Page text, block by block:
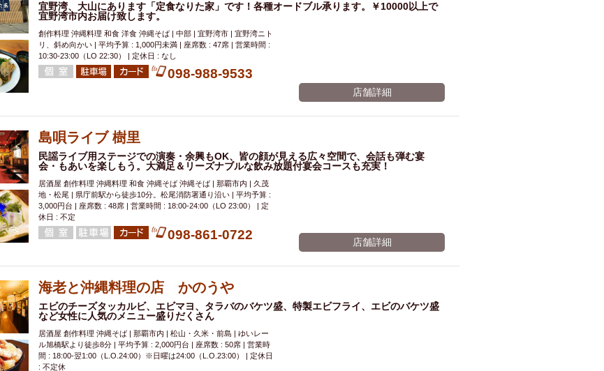
宜野湾、大山にあります「定食なりた家」です！各種オードブル承ります。￥10000以上で
宜野湾市内お届け致します。
創作料理 沖縄料理 和食 洋食 沖縄そば | 中部 | 宜野湾市 | 宜野湾ニト
リ、斜め向かい | 平均予算 : 1,000円未満 | 座席数 : 47席 | 営業時間 :
10:30-23:00（LO 22:30） | 定休日 : なし
098-988-9533
店舗詳細
島唄ライブ 樹里
民謡ライブ用ステージでの演奏・余興もOK、皆の顔が見える広々空間で、会話も弾む宴
会・もあいを楽しもう。大満足＆リーズナブルな飲み放題付宴会コースも充実！
居酒屋 創作料理 沖縄料理 和食 沖縄そば 沖縄そば | 那覇市内 | 久茂
地・松尾 | 県庁前駅から徒歩10分。松尾消防署通り沿い | 平均予算 :
3,000円台 | 座席数 : 48席 | 営業時間 : 18:00-24:00（LO 23:00） | 定
休日 : 不定
098-861-0722 店舗詳細
海老と沖縄料理の店 かのうや
エビのチーズタッカルビ、エビマヨ、タラバのバケツ盛、特製エビフライ、エビのバケツ盛
など女性に人気のメニュー盛りだくさん
居酒屋 創作料理 沖縄そば | 那覇市内 | 松山・久米・前島 | ゆいレー
ル旭橋駅より徒歩8分 | 平均予算 : 2,000円台 | 座席数 : 50席 | 営業時
間 : 18:00-翌1:00（L.O.24:00）※日曜は24:00（L.O.23:00） | 定休日
: 不定休